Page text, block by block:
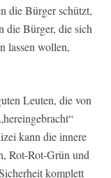
die Bürger schützt,
die Bürger, die sich
lassen wollen,
Leuten, die von
kann die innere
Rot-Rot-Grün und
komplett